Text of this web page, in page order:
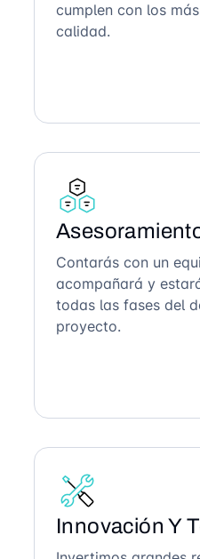
cumplen con los
calidad.
Contarás con un
acompañará y
todas las fases del
proyecto.
Innovación Y